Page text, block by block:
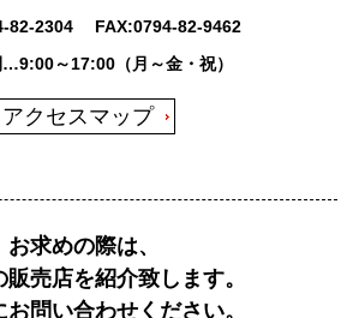
82-2304FAX:0794-82-9462
～17:00（月～金・祝）
アクセスマップ
お求めの際は、
販売店を紹介致します。
お問い合わせください。